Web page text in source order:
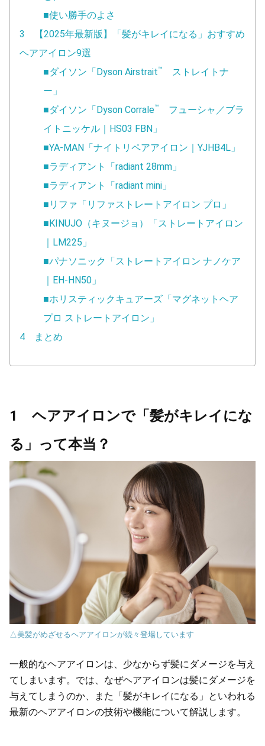
■使い勝手のよさ
3 【2025年最新版】「髪がキレイになる」おすすめ
ヘアアイロン9選
■ダイソン「Dyson Airstrait™
ストレイトナ
ー」
■ダイソン「Dyson Corrale™
フューシャ／ブラ
イトニッケル｜HS03 FBN」
■YA-MAN「ナイトリペアアイロン｜YJHB4L」
■ラディアント「radiant 28mm」
■ラディアント「radiant mini」
■リファ「リファストレートアイロン プロ」
■KINUJO（キヌージョ）「ストレートアイロン
｜LM225」
■パナソニック「ストレートアイロン ナノケア
｜EH-HN50」
■ホリスティックキュアーズ「マグネットヘア
プロ ストレートアイロン」
4 まとめ
1 ヘアアイロンで「髪がキレイにな
る」って本当？
△美髪がめざせるヘアアイロンが続々登場しています
一般的なヘアアイロンは、少なからず髪にダメージを与え
てしまいます。では、なぜヘアアイロンは髪にダメージを
与えてしまうのか、また「髪がキレイになる」といわれる
最新のヘアアイロンの技術や機能について解説します。